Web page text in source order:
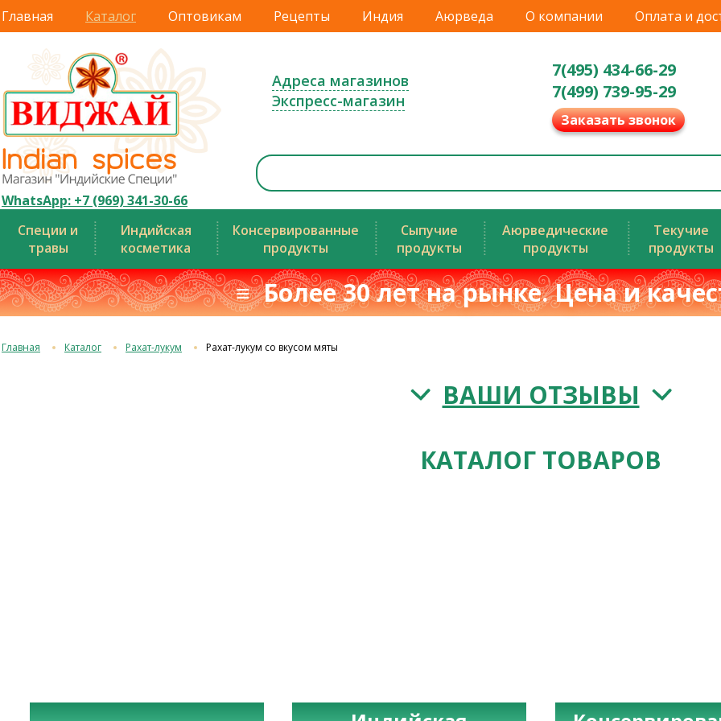
Главная Каталог Оптовикам Рецепты Индия Аюрведа О компании Оплата и
WhatsApp: +7 (969) 341-30-66
Адреса магазинов
Экспресс-магазин
7(495) 434-66-29
7(499) 739-95-29
Заказать звонок
Специи и
травы
Индийская
косметика
Консервированные
продукты
Сыпучие
продукты
Аюрведические
продукты
Текучие
продукты
≡ Более 30 лет на рынке. Цена и
Главная Каталог Рахат-лукум Рахат-лукум со вкусом мяты
ВАШИ ОТЗЫВЫ
КАТАЛОГ ТОВАРОВ